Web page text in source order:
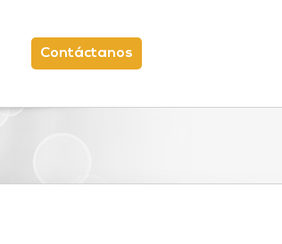
Contáctanos